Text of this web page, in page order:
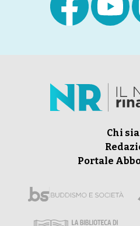
Chi
Portale